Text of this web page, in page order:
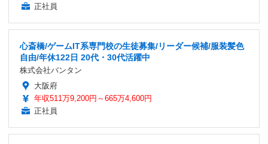
正社員
心斎橋/ゲームIT系専門校の生徒募集/リーダー候補/服装髪色
自由/年休122日 20代・30代活躍中
株式会社バンタン
大阪府
年収511万9,200円～665万4,600円
正社員